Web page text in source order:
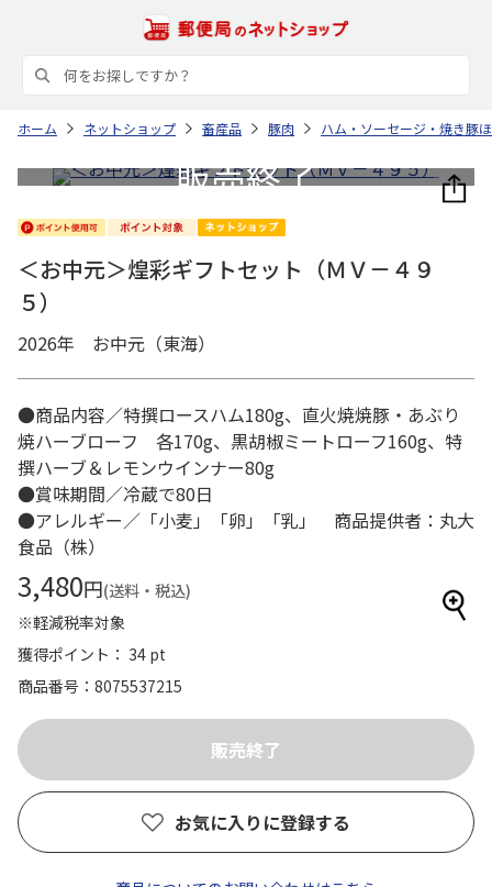
ホーム ネットショップ 畜産品 豚肉 ハム・ソーセージ・焼き豚
＜お中元＞煌彩ギフトセット（ＭＶ－４９
５）
2026年 お中元（東海）
●商品内容／特撰ロースハム180g、直火焼焼豚・あぶり
焼ハーブローフ 各170g、黒胡椒ミートローフ160g、特
撰ハーブ＆レモンウインナー80g
●賞味期間／冷蔵で80日
●アレルギー／「小麦」「卵」「乳」 商品提供者：丸大
食品（株）
3,480円(送料・税込)
※軽減税率対象
獲得ポイント： 34 pt
商品番号
8075537215
お気に入りに登録する